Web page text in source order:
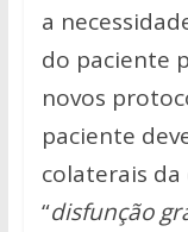
a
do paciente
novos
paciente
colaterais
“disfunção